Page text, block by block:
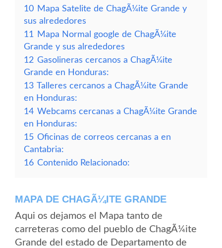
10 Mapa Satelite de ChagÃ¼ite Grande y
sus alrededores
11
Mapa Normal google de ChagÃ¼ite
Grande y sus alrededores
12 Gasolineras cercanos a ChagÃ¼ite
Grande en Honduras:
13 Talleres cercanos a ChagÃ¼ite Grande
en Honduras:
14 Webcams cercanas a ChagÃ¼ite Grande
en Honduras:
15 Oficinas de correos cercanas a en
Cantabria:
16 Contenido Relacionado:
MAPA DE CHAGÃ¼ITE GRANDE
Aqui os dejamos el Mapa tanto de
carreteras como del pueblo de ChagÃ¼ite
Grande del estado de Departamento de